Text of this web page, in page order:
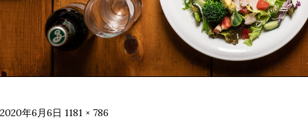
Posted
2020年6月6日 Full
1181 × 786